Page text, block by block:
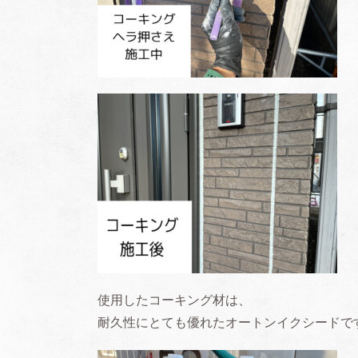
使用したコーキング材は、
耐久性にとても優れたオートンイクシードで